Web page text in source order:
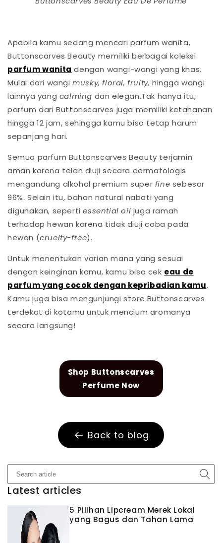
Apabila kamu sedang mencari parfum wanita,
Buttonscarves Beauty memiliki berbagai koleksi
parfum wanita dengan wangi-wangi yang khas.
Mulai dari wangimusky, floral, fruity, hingga wangi
lainnya yang calming dan elegan.Tak hanya itu,
parfum dari Buttonscarves juga memiliki ketahanan
hingga 12 jam, sehingga kamu bisa tetap harum
sepanjang hari.
Semua parfum Buttonscarves Beauty terjamin
aman karena telah diuji secara dermatologis
mengandung alkohol premium super fine sebesar
96%. Selain itu, bahan natural nabati yang
digunakan, sepertiessential oil juga ramah
terhadap hewan karena tidak diuji coba pada
hewan (cruelty-free).
Untuk menentukan varian mana yang sesuai
dengan keinginan kamu, kamu bisa cek eau de
parfum yang cocok dengan kepribadian kamu.
Kamu juga bisa mengunjungi store Buttonscarves
terdekat di kotamu untuk mencium aromanya
secara langsung!
Shop Buttonscarves
Perfume Now
Back to blog
Latest articles
5 Pilihan Lipcream Merek Lokal
yang Bagus dan Tahan Lama